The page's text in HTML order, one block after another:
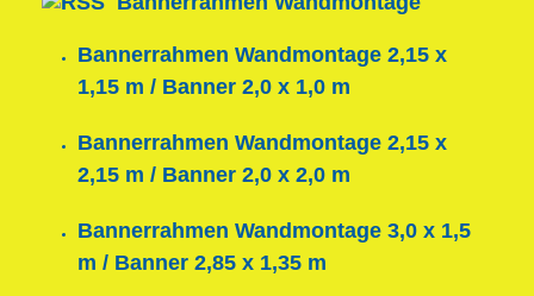
Bannerrahmen Wandmontage 2,15 x
1,15 m / Banner 2,0 x 1,0 m
Bannerrahmen Wandmontage 2,15 x
2,15 m / Banner 2,0 x 2,0 m
Bannerrahmen Wandmontage 3,0 x 1,5
m / Banner 2,85 x 1,35 m